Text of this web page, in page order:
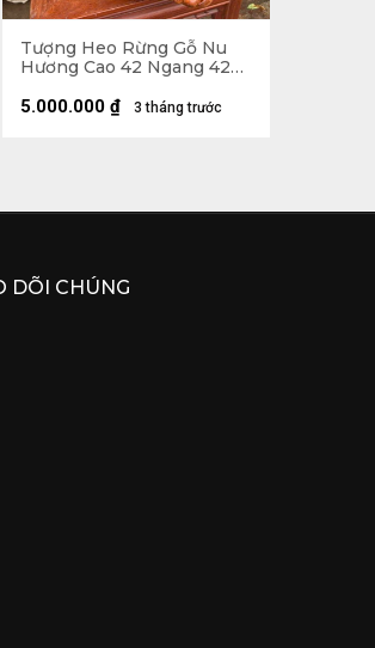
Tượng Heo Rừng Gỗ Nu
Hương Cao 42 Ngang 42
3 tháng trước
5.000.000 ₫
DÕI CHÚNG